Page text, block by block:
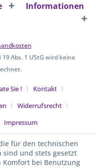
Informationen
Abs. 1 UStG wird keine
Sie !
Kontakt
Widerrufsrecht
Impressum
für den technischen
und stets gesetzt
Komfort bei Benutzung